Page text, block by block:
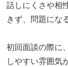
話しにくさや相
きず、問題にな
初回面談の際に
しやすい雰囲気